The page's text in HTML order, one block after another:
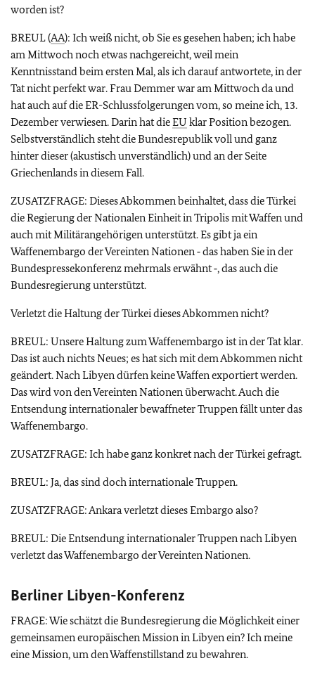
worden ist?
BREUL (AA): Ich weiß nicht, ob Sie es gesehen haben; ich habe
am Mittwoch noch etwas nachgereicht, weil mein
Kenntnisstand beim ersten Mal, als ich darauf antwortete, in der
Tat nicht perfekt war. Frau Demmer war am Mittwoch da und
hat auch auf die ER-Schlussfolgerungen vom, so meine ich, 13.
Dezember verwiesen. Darin hat dieEU klar Position bezogen.
Selbstverständlich steht die Bundesrepublik voll und ganz
hinter dieser (akustisch unverständlich) und an der Seite
Griechenlands in diesem Fall.
ZUSATZFRAGE: Dieses Abkommen beinhaltet, dass die Türkei
die Regierung der Nationalen Einheit in Tripolis mit Waffen und
auch mit Militärangehörigen unterstützt. Es gibt ja ein
Waffenembargo der Vereinten Nationen ‑ das haben Sie in der
Bundespressekonferenz mehrmals erwähnt ‑, das auch die
Bundesregierung unterstützt.
Verletzt die Haltung der Türkei dieses Abkommen nicht?
BREUL: Unsere Haltung zum Waffenembargo ist in der Tat klar.
Das ist auch nichts Neues; es hat sich mit dem Abkommen nicht
geändert. Nach Libyen dürfen keine Waffen exportiert werden.
Das wird von den Vereinten Nationen überwacht. Auch die
Entsendung internationaler bewaffneter Truppen fällt unter das
Waffenembargo.
ZUSATZFRAGE: Ich habe ganz konkret nach der Türkei gefragt.
BREUL: Ja, das sind doch internationale Truppen.
ZUSATZFRAGE: Ankara verletzt dieses Embargo also?
BREUL: Die Entsendung internationaler Truppen nach Libyen
verletzt das Waffenembargo der Vereinten Nationen.
Berliner Libyen-Konferenz
FRAGE: Wie schätzt die Bundesregierung die Möglichkeit einer
gemeinsamen europäischen Mission in Libyen ein? Ich meine
eine Mission, um den Waffenstillstand zu bewahren.